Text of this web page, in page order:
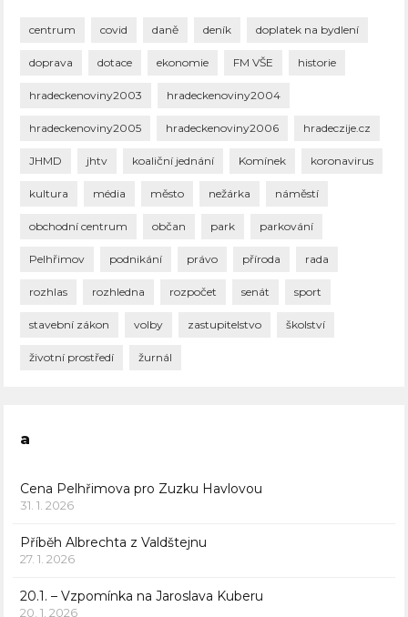
centrum covid daně deník doplatek na bydlení
doprava dotace ekonomie FM VŠE historie
hradeckenoviny2003 hradeckenoviny2004
hradeckenoviny2005 hradeckenoviny2006 hradeczije.cz
JHMD jhtv koaliční jednání Komínek koronavirus
kultura média město nežárka náměstí
obchodní centrum občan park parkování
Pelhřimov podnikání právo příroda rada
rozhlas rozhledna rozpočet senát sport
stavební zákon volby zastupitelstvo školství
životní prostředí žurnál
a
Cena Pelhřimova pro Zuzku Havlovou
31. 1. 2026
Příběh Albrechta z Valdštejnu
27. 1. 2026
20.1. – Vzpomínka na Jaroslava Kuberu
20. 1. 2026